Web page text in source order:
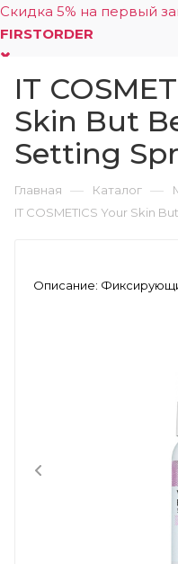
Скидка 5% на первый
FIRSTORDER
IT
Skin But
Setting
Главная — Каталог —
IT COSMETICS Your Skin
Описание: